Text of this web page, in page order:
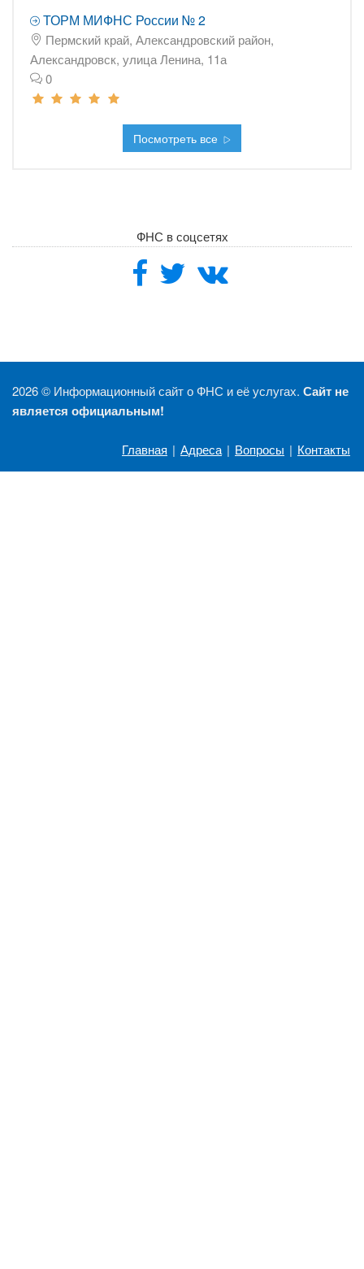
ТОРМ МИФНС России № 2
Пермский край, Александровский район,
Александровск, улица Ленина, 11а
0
Посмотреть все
ФНС в соцсетях
2026 © Информационный сайт о ФНС и её услугах. Сайт не
является официальным!
Главная | Адреса | Вопросы | Контакты